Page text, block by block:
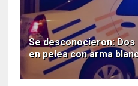
Se desconocieron:
en pelea con arma